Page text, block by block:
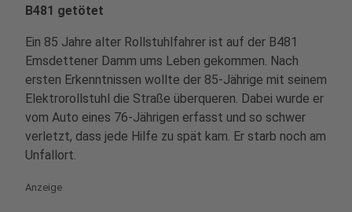
B481 getötet
Ein 85 Jahre alter Rollstuhlfahrer ist auf der B481
Emsdettener Damm ums Leben gekommen. Nach
ersten Erkenntnissen wollte der 85-Jährige mit seinem
Elektrorollstuhl die Straße überqueren. Dabei wurde er
vom Auto eines 76-Jährigen erfasst und so schwer
verletzt, dass jede Hilfe zu spät kam. Er starb noch am
Unfallort.
Anzeige